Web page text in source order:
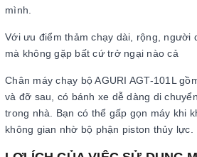
mình.
Với ưu điểm thảm chạy dài, rộng, người
mà không gặp bất cứ trở ngại nào cả
Chân máy chạy bộ AGURI AGT-101L
và đỡ sau, có bánh xe dễ dàng di
trong nhà. Bạn có thể gấp gọn máy khi
không gian nhờ bộ phận piston thủy lực.